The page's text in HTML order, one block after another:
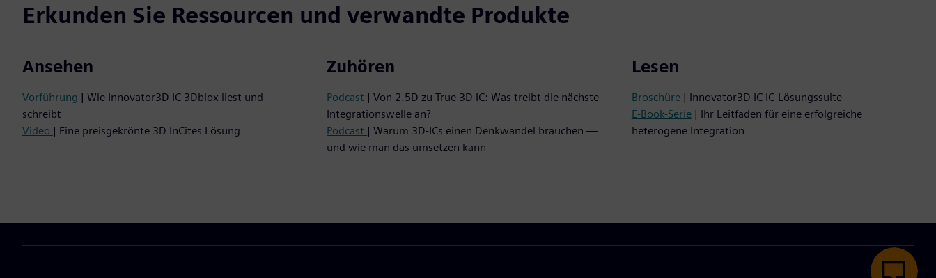
Erkunden Sie Ressourcen und verwandte Produkte
Ansehen
Vorführung | Wie Innovator3D IC 3Dblox liest und
schreibt
Video | Eine preisgekrönte 3D InCites Lösung
Zuhören
Podcast | Von 2.5D zu True 3D IC: Was treibt die nächste
Integrationswelle an?
Podcast | Warum 3D-ICs einen Denkwandel brauchen —
und wie man das umsetzen kann
Lesen
Broschüre | Innovator3D IC IC-Lösungssuite
E-Book-Serie| Ihr Leitfaden für eine erfolgreiche
heterogene Integration